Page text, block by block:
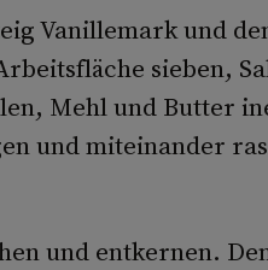
Vanillemark und
sieben,
Mehl und Butter
und miteinander
und entkernen.